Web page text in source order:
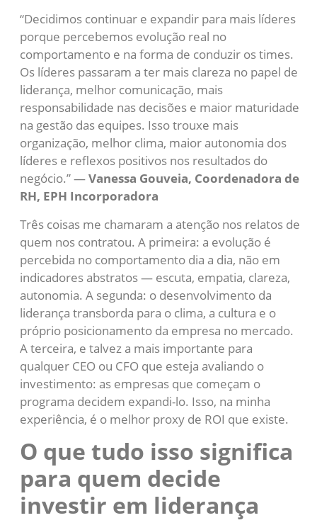
“Decidimos continuar e expandir para mais líderes
porque percebemos evolução real no
comportamento e na forma de conduzir os times.
Os líderes passaram a ter mais clareza no papel de
liderança, melhor comunicação, mais
responsabilidade nas decisões e maior maturidade
na gestão das equipes. Isso trouxe mais
organização, melhor clima, maior autonomia dos
líderes e reflexos positivos nos resultados do
negócio.” —Vanessa Gouveia, Coordenadora de
RH, EPH Incorporadora
Três coisas me chamaram a atenção nos relatos de
quem nos contratou. A primeira: a evolução é
percebida no comportamento dia a dia, não em
indicadores abstratos — escuta, empatia, clareza,
autonomia. A segunda: o desenvolvimento da
liderança transborda para o clima, a cultura e o
próprio posicionamento da empresa no mercado.
A terceira, e talvez a mais importante para
qualquer CEO ou CFO que esteja avaliando o
investimento: as empresas que começam o
programa decidem expandi-lo. Isso, na minha
experiência, é o melhor proxy de ROI que existe.
O que tudo isso significa
para quem decide
investir em liderança